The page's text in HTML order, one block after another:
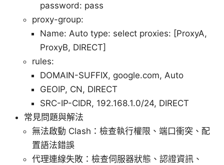
password: pass
proxy-group:
Name: Auto type: select proxies: [ProxyA,
ProxyB, DIRECT]
rules:
DOMAIN-SUFFIX, google.com, Auto
GEOIP, CN, DIRECT
SRC-IP-CIDR, 192.168.1.0/24, DIRECT
常見問題與解法
無法啟動 Clash：檢查執行權限、端口衝突、配
置語法錯誤
代理連線失敗：檢查伺服器狀態、認證資訊、